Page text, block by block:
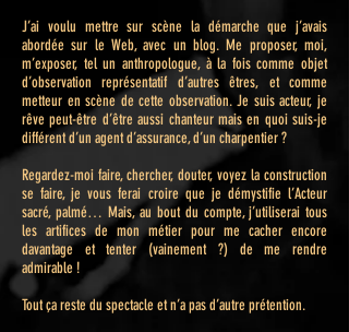
J’ai voulu mettre sur scène la démarche que j’avais
abordée sur le Web, avec un blog. Me proposer, moi,
m’exposer, tel un anthropologue, à la fois comme objet
d’observation représentatif d’autres êtres, et comme
metteur en scène de cette observation. Je suis acteur, je
rêve peut-être d’être aussi chanteur mais en quoi suis-je
différent d’un agent d’assurance, d’un charpentier ?
Regardez-moi faire, chercher, douter, voyez la construction
se faire, je vous ferai croire que je démystifie l’Acteur
sacré, palmé… Mais, au bout du compte, j’utiliserai tous
les artifices de mon métier pour me cacher encore
davantage et tenter (vainement ?) de me rendre
admirable !
Tout ça reste du spectacle et n’a pas d’autre prétention.